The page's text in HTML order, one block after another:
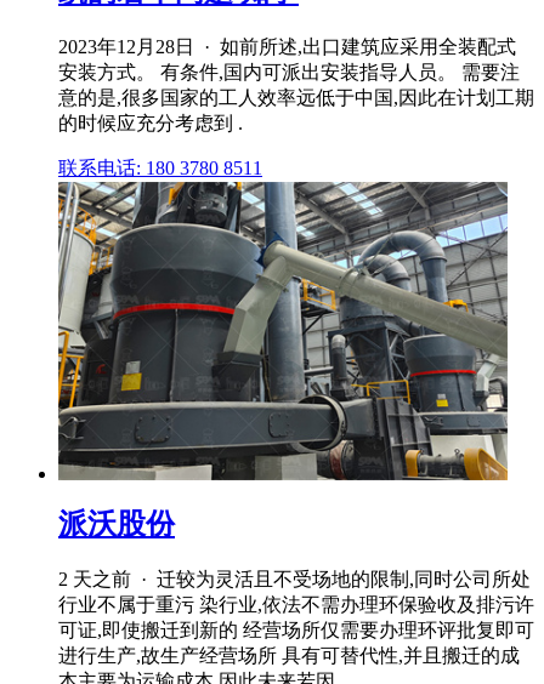
2023年12月28日 · 如前所述,出口建筑应采用全装配式
安装方式。 有条件,国内可派出安装指导人员。 需要注
意的是,很多国家的工人效率远低于中国,因此在计划工期
的时候应充分考虑到 .
联系电话: 180 3780 8511
派沃股份
2 天之前 · 迁较为灵活且不受场地的限制,同时公司所处
行业不属于重污 染行业,依法不需办理环保验收及排污许
可证,即使搬迁到新的 经营场所仅需要办理环评批复即可
进行生产,故生产经营场所 具有可替代性,并且搬迁的成